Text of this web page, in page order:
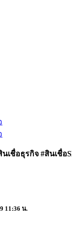
เชื่อธุรกิจ #สินเชื่อ
11:36 น.